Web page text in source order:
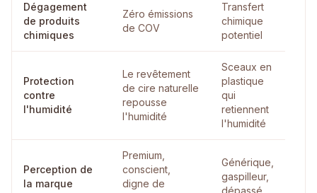
Dégagement
de produits
chimiques
Zéro émissions
de COV
Transfert
chimique
potentiel
Protection
contre
l'humidité
Le revêtement
de cire naturelle
repousse
l'humidité
Sceaux en
plastique
qui
retiennent
l'humidité
Perception de
la marque
Premium,
conscient,
digne de
Générique,
gaspilleur,
dépassé